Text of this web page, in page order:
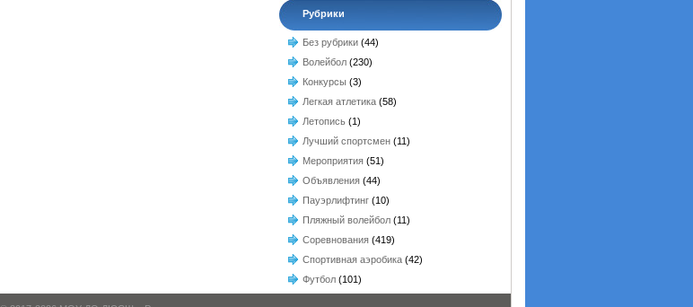
Рубрики
Без рубрики (44)
Волейбол (230)
Конкурсы (3)
Легкая атлетика (58)
Летопись (1)
Лучший спортсмен (11)
Мероприятия (51)
Объявления (44)
Пауэрлифтинг (10)
Пляжный волейбол (11)
Соревнования (419)
Спортивная аэробика (42)
Футбол (101)